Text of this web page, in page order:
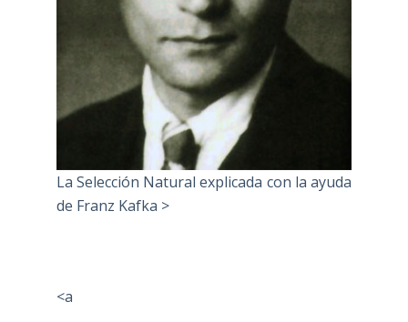
La Selección Natural explicada con la ayuda
de Franz Kafka >
<a